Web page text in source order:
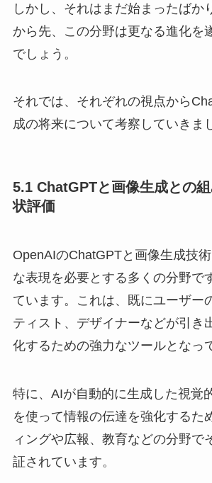
しかし、それはまだ始まったばか
から先、この分野は更なる進化を
でしょう。
それでは、それぞれの視点から
成の将来について考察していきま
5.1 ChatGPTと画像生成との
状評価
OpenAIのChatGPTと画像生成技
な表現を必要とする多くの分野で
ています。これは、既にユーザー
ティスト、デザイナーなどが引き
化するための強力なツールとなっ
特に、AIが自動的に生成した視覚
を使って情報の伝達を強化するた
ィングや広報、教育などの分野で
証されています。